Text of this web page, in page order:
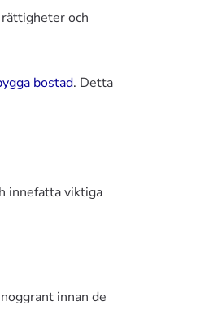
och
bostad. Detta
innefatta viktiga
noggrant innan de